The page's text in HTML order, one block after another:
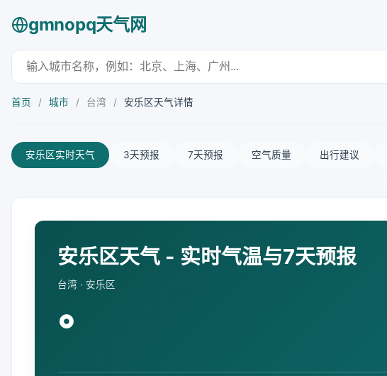
gmnopq天气网
首页 / 城市 / 台湾 / 安乐区天气详情
安乐区实时天气 3天预报 7天预报 空气质量 出行建议
安乐区天气 - 实时气温与7天预报
台湾 · 安乐区
°